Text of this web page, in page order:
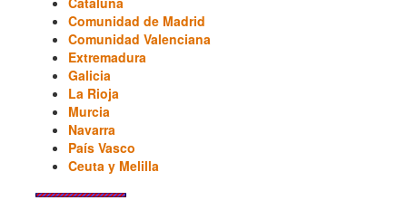
Comunidad de Madrid
Comunidad Valenciana
Extremadura
Galicia
La Rioja
Murcia
Navarra
País Vasco
Ceuta y Melilla